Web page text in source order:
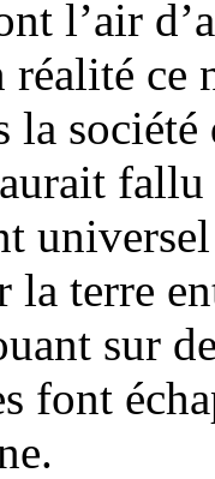
l’air
réalité ce
la
la terre
sur
font